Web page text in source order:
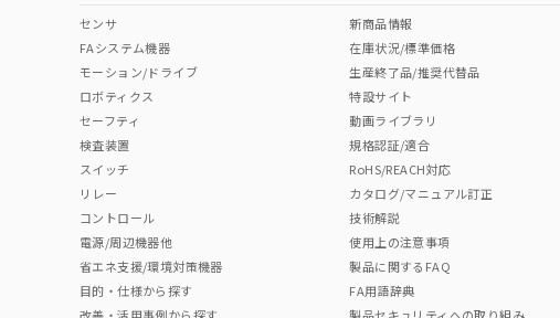
センサ
FAシステム機器
モーション/ドライブ
ロボティクス
セーフティ
検査装置
スイッチ
リレー
コントロール
電源/周辺機器他
省エネ支援/環境対策機器
目的・仕様から探す
新商品情報
在庫状況/標準価格
生産終了品/推奨代替品
特設サイト
動画ライブラリ
規格認証/適合
RoHS/REACH対応
カタログ/マニュアル訂正
技術解説
使用上の注意事項
製品に関するFAQ
FA用語辞典